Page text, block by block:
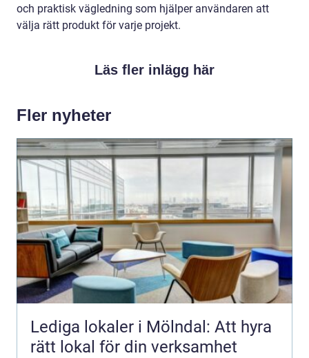
och praktisk vägledning som hjälper användaren att
välja rätt produkt för varje projekt.
Läs fler inlägg här
Fler nyheter
Lediga lokaler i Mölndal: Att hyra
rätt lokal för din verksamhet